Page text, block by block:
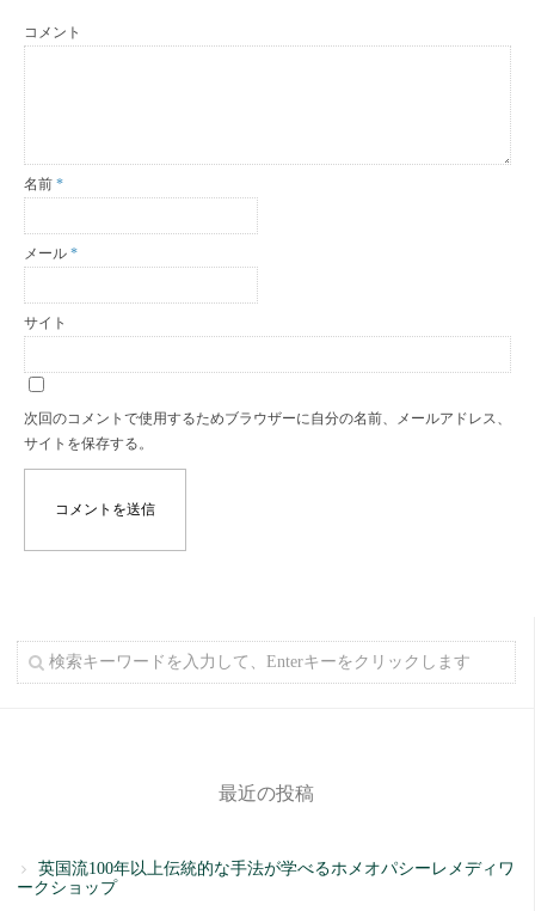
コメント
名前 *
メール *
サイト
次回のコメントで使用するためブラウザーに自分の名前、メールアドレス、
サイトを保存する。
最近の投稿
英国流100年以上伝統的な手法が学べるホメオパシーレメディワ
ークショップ